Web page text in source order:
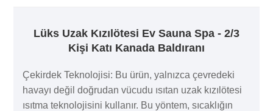
Lüks Uzak Kızılötesi Ev Sauna Spa - 2/3
Kişi Katı Kanada Baldıranı
Çekirdek Teknolojisi: Bu ürün, yalnızca çevredeki
havayı değil doğrudan vücudu ısıtan uzak kızılötesi
ısıtma teknolojisini kullanır. Bu yöntem, sıcaklığın